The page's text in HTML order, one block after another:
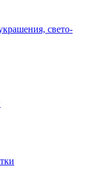
свето-